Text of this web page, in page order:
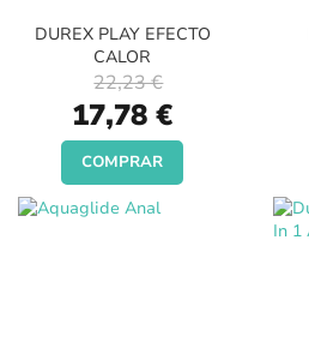
DUREX PLAY EFECTO
CALOR
Special
Price
17,78 €
22,23 €
COMPRAR